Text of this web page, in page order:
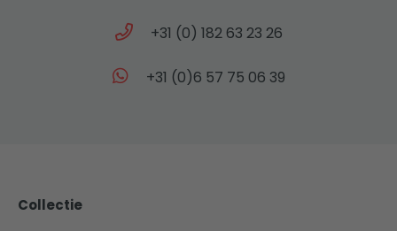
+31 (0) 182 63 23 26
+31 (0)6 57 75 06 39
Collectie